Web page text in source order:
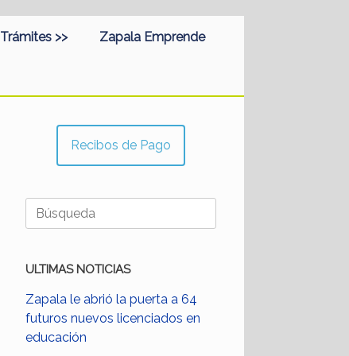
Trámites >> Zapala Emprende
Recibos de Pago
Buscar:
ULTIMAS NOTICIAS
Zapala le abrió la puerta a 64
futuros nuevos licenciados en
educación